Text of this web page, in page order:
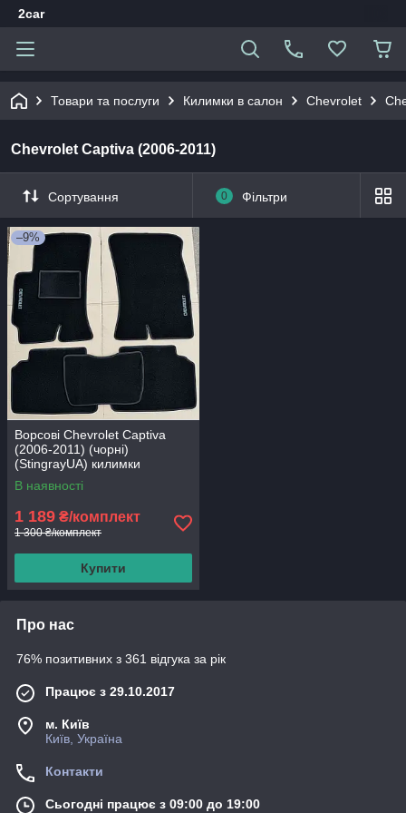
2car
Товари та послуги Килимки в салон Chevrolet
Chevrolet Captiva (2006-2011)
Сортування 0 Фільтри
–9%
Ворсові Chevrolet Captiva
(2006-2011) (чорні)
(StingrayUA) килимки
текстильні в салон авто
В наявності
1 189 ₴/комплект
1 300 ₴/комплект
Купити
Про нас
76% позитивних з 361 відгука за рік
Працює з 29.10.2017
м. Київ
Київ, Україна
Контакти
Сьогодні працює з 09:00 до 19:00